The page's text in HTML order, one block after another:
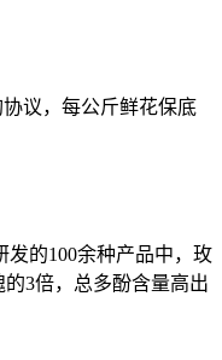
议，每公斤鲜花保底
的100余种产品中，玫
3倍，总多酚含量高出